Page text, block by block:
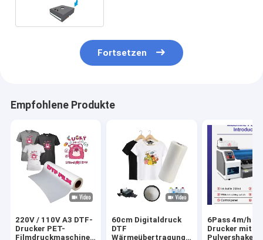
Fortsetzen
Empfohlene Produkte
220V / 110V A3 DTF-
Drucker PET-
Filmdruckmaschine
60cm Digitaldruck
DTF
Wärmeübertragung
6Pass 4m/h
Drucker mit
Pulvershaker